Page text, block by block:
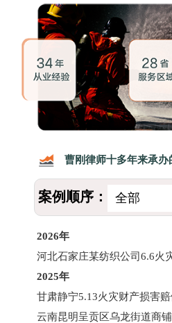
曹刚律师十多年来承办
案例顺序： 全部
2026年
河北石家庄某纺织公司6.6火
2025年
甘肃静宁5.13火灾财产损害
云南昆明呈贡区乌龙街道商